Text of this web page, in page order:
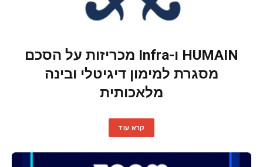
HUMAIN ו-Infra מכריזות על הסכם
מסגרת למימון דיגיטלי ובינה
מלאכותית
קרא עוד